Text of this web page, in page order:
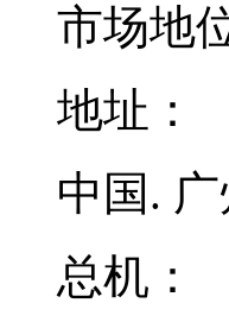
市场地
地址：
中国.
总机：